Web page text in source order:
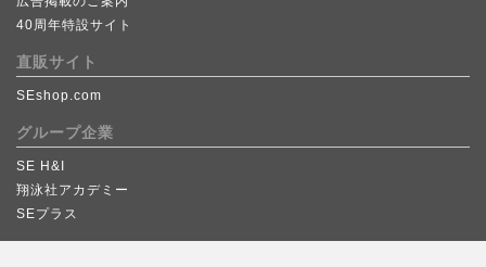
40周年特設サイト
直販サイト
SEshop.com
グループ企業
SE H&I
翔泳社アカデミー
SEプラス